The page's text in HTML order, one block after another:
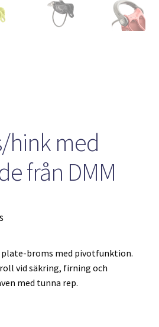
hink med
från DMM
plate-broms med pivotfunktion.
vid säkring, firning och
med tunna rep.